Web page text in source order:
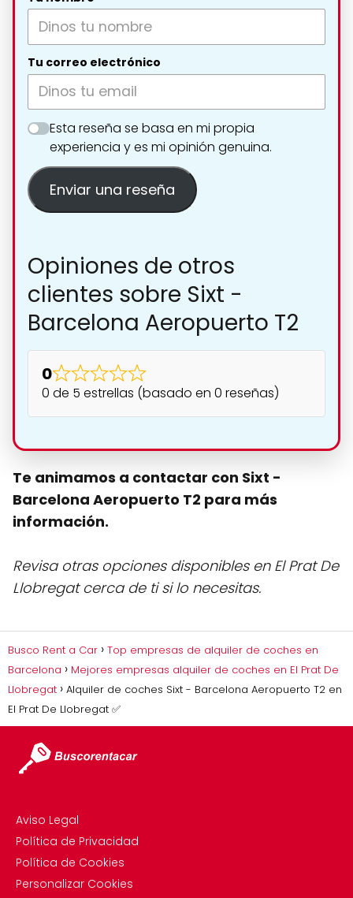
Tu correo electrónico
Esta reseña se basa en mi propia
experiencia y es mi opinión genuina.
Enviar una reseña
Opiniones de otros
clientes sobre Sixt -
Barcelona Aeropuerto T2
0
0 de 5 estrellas (basado en 0 reseñas)
Te animamos a contactar con Sixt -
Barcelona Aeropuerto T2 para más
información.
Revisa otras opciones disponibles en El Prat De
Llobregat cerca de ti si lo necesitas.
Busco Rent a Car
Top empresas de alquiler de coches en
Barcelona
Mejores empresas alquiler de coches en El Prat De
Llobregat
Alquiler de coches Sixt - Barcelona Aeropuerto T2 en
El Prat De Llobregat ✅
Aviso Legal
Política de Privacidad
Política de Cookies
Personalizar Cookies